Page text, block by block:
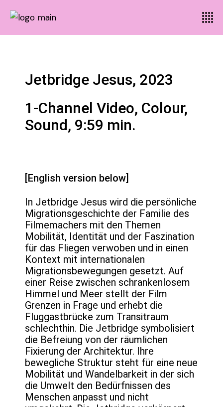
Jetbridge Jesus, 2023
1-Channel Video, Colour,
Sound, 9:59 min.
[English version below]
In Jetbridge Jesus wird die persönliche
Migrationsgeschichte der Familie des
Filmemachers mit den Themen
Mobilität, Identität und der Faszination
für das Fliegen verwoben und in einen
Kontext mit internationalen
Migrationsbewegungen gesetzt. Auf
einer Reise zwischen schrankenlosem
Himmel und Meer stellt der Film
Grenzen in Frage und erhebt die
Fluggastbrücke zum Transitraum
schlechthin. Die Jetbridge symbolisiert
die Befreiung von der räumlichen
Fixierung der Architektur. Ihre
bewegliche Struktur steht für eine neue
Mobilität und Wandelbarkeit in der sich
die Umwelt den Bedürfnissen des
Menschen anpasst und nicht